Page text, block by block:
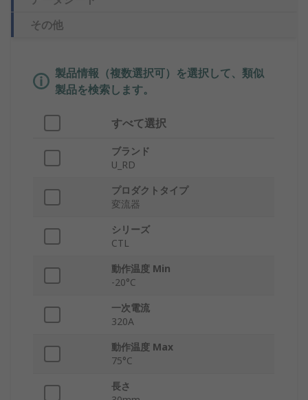
その他
製品情報（複数選択可）を選択して、類似
製品を検索します。
すべて選択
ブランド
U_RD
プロダクトタイプ
変流器
シリーズ
CTL
動作温度 Min
-20°C
一次電流
320A
動作温度 Max
75°C
長さ